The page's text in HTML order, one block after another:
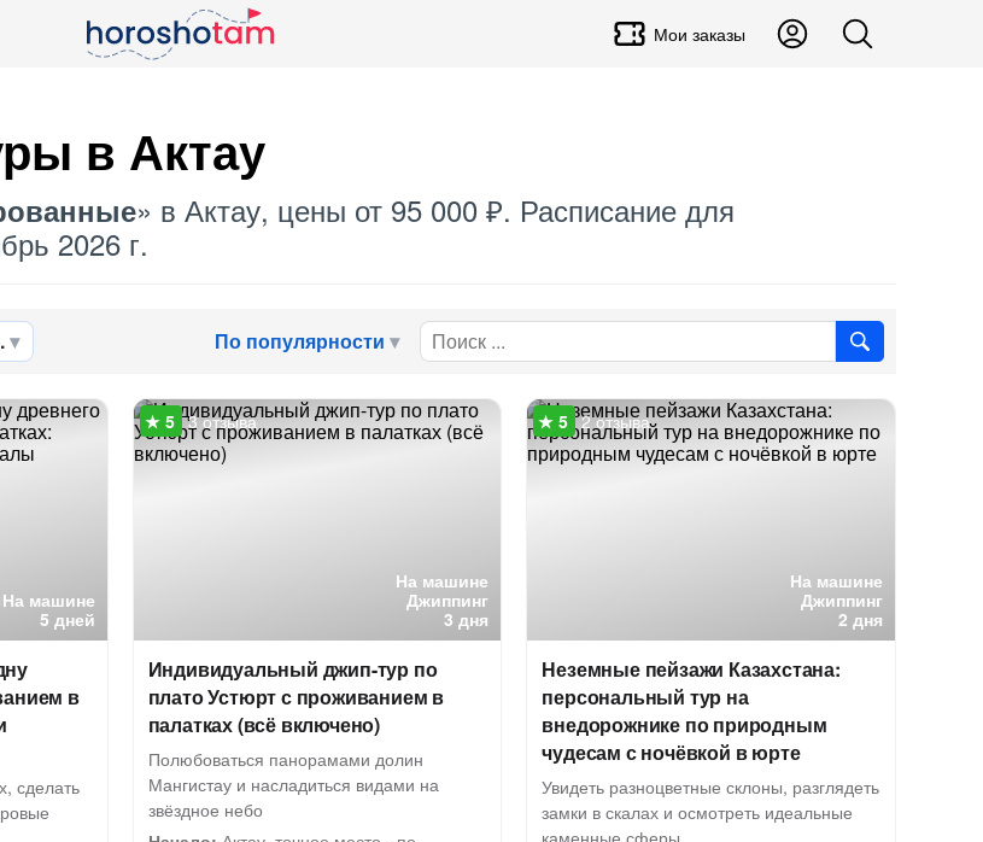
Мои заказы
в Актау
» в Актау, цены от 95 000 ₽. Расписание для
2026 г.
По популярности
На машине
5 дней
в
сделать
На машине
Джиппинг
3 дня
3 отзыва
Индивидуальный джип-тур по
плато Устюрт с проживанием в
палатках (всё включено)
Полюбоваться панорамами долин
Мангистау и насладиться видами на
звёздное небо
На машине
Джиппинг
2 дня
2 отзыва
Неземные пейзажи Казахстана:
персональный тур на
внедорожнике по природным
чудесам с ночёвкой в юрте
Увидеть разноцветные склоны, разглядеть
замки в скалах и осмотреть идеальные
каменные сферы